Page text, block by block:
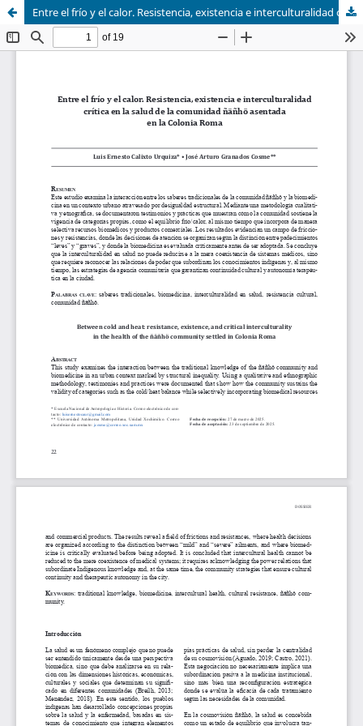
Entre el frío y el calor. Resistencia, existencia e interculturalidad crítica en la salud de la comunidad ñäñhö asentada en la Colonia Roma